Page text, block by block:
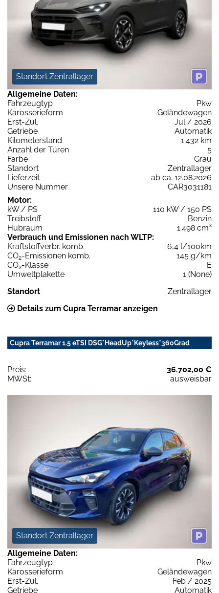
Standort Zentrallager
Allgemeine Daten:
Fahrzeugtyp
Pkw
Karosserieform
Geländewagen
Erst-Zul.
Jul / 2026
Getriebe
Automatik
Kilometerstand
1.432 km
Anzahl der Türen
5
Farbe
Grau
Standort
Zentrallager
Lieferzeit
ab ca. 12.08.2026
Unsere Nummer
CAR3031181
Motor:
kW / PS
110 kW / 150 PS
Treibstoff
Benzin
Hubraum
1.498 cm³
Verbrauch und Emissionen nach WLTP:
Kraftstoffverbr. komb.
6,4 l/100km
CO2-Emissionen komb.
145 g/km
CO2-Klasse
E
Umweltplakette
1 (None)
Standort
Zentrallager
Details zum Cupra Terramar anzeigen
Cupra Terramar 1.5 eTSI DSG*HeadUp*Keyless*360Grad
Preis:
36.702,00 €
MWSt:
ausweisbar
Standort Zentrallager
Allgemeine Daten:
Fahrzeugtyp
Pkw
Karosserieform
Geländewagen
Erst-Zul.
Feb / 2025
Getriebe
Automatik